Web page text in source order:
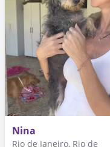
Nina
Rio de Janeiro, Rio de